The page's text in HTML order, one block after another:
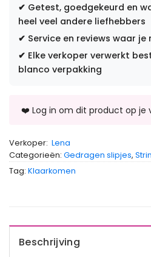
✔ Getest, goedgekeurd en
heel veel andere liefhebbers
✔ Service en reviews waar
✔ Elke verkoper verwerkt
blanco verpakking
Verkoper: Lena
Categorieën: Gedragen slipjes,
Tag: Klaarkomen
Beschrijving